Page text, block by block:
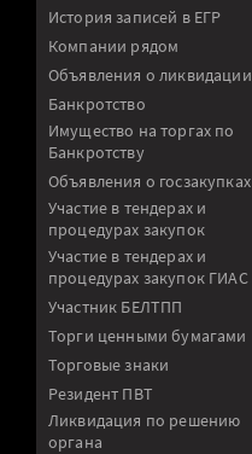
История записей в ЕГР
Компании рядом
Объявления о ликвидации
Банкротство
Имущество на торгах по
Банкротству
Объявления о госзакупках
Участие в тендерах и
процедурах закупок
Участие в тендерах и
процедурах закупок ГИАС
Участник БЕЛТПП
Торги ценными бумагами
Торговые знаки
Резидент ПВТ
Ликвидация по решению
органа